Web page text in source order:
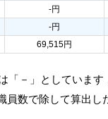
-円
-円
69,515円
「－」としています
数で除して算出し